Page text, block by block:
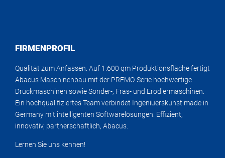
FIRMENPROFIL
Qualität zum Anfassen. Auf 1.600 qm Produktionsfläche fertigt
Abacus Maschinenbau mit der PREMO-Serie hochwertige
Drückmaschinen sowie Sonder-, Fräs- und Erodiermaschinen.
Ein hochqualifiziertes Team verbindet Ingeniuerskunst made in
Germany mit intelligenten Softwarelösungen. Effizient,
innovativ, partnerschaftlich, Abacus.
Lernen Sie uns kennen!